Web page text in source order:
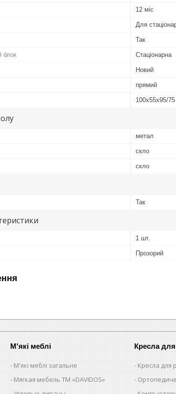
12 міс
Для
Так
блок Стаціонарна
Новий
прямий
100х55х95/75
метал
скло
скло
Так
1 шт.
Прозорий
М'які меблі
М'які меблі загальне
Мягкая мебель ТМ «DAVIDOS»
Кресла
Кресла для